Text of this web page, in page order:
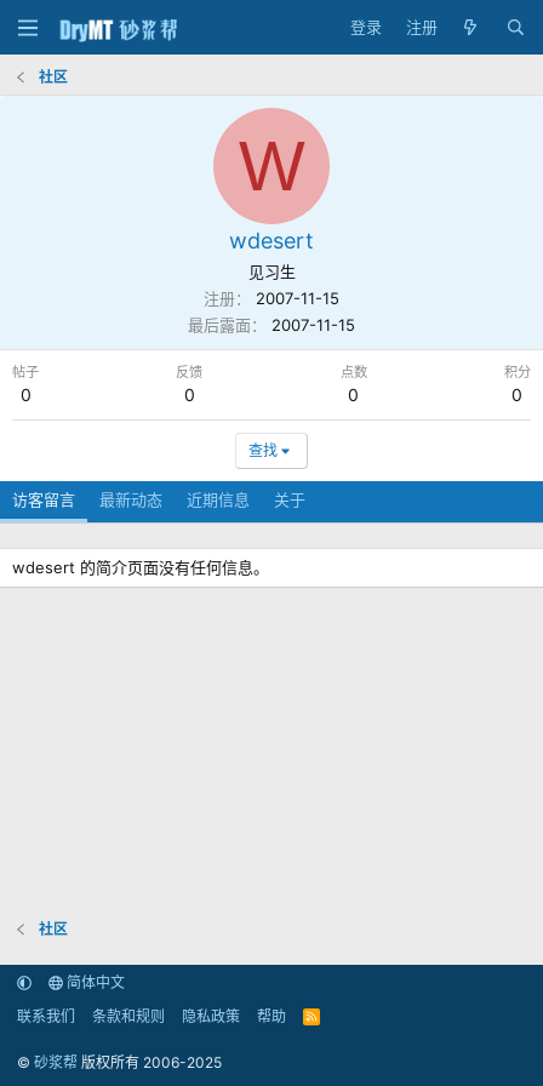
登录 注册
社区
W
wdesert
见习生
注册
2007-11-15
最后露面
2007-11-15
帖子
0
反馈
0
点数
0
积分
0
查找
访客留言 最新动态 近期信息 关于
wdesert 的简介页面没有任何信息。
社区
简体中文
联系我们
条款和规则 隐私政策 帮助
R
© 砂浆帮 版权所有 2006-2025